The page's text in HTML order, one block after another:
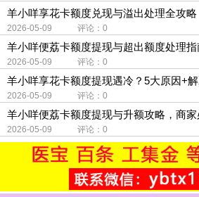
羊小咩享花卡额度兑现与溢出处理全攻略
2026-05-09 评论：0
羊小咩便荔卡额度提现与超出额度处理指
2026-05-09 评论：0
羊小咩享花卡额度提现遇冷？5大原因+
2026-05-09 评论：0
羊小咩便荔卡额度提现与升额攻略，商
2026-05-09 评论：0